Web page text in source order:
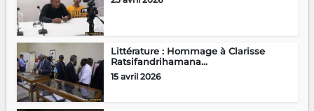
Littérature : Hommage à Clarisse
Ratsifandrihamana...
15 avril 2026